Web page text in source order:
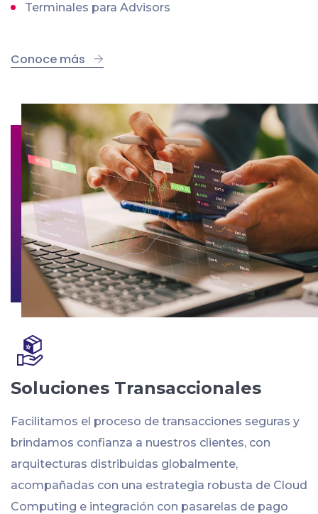
Terminales para Advisors
Conoce más
Soluciones Transaccionales
Facilitamos el proceso de transacciones seguras y
brindamos confianza a nuestros clientes, con
arquitecturas distribuidas globalmente,
acompañadas con una estrategia robusta de Cloud
Computing e integración con pasarelas de pago